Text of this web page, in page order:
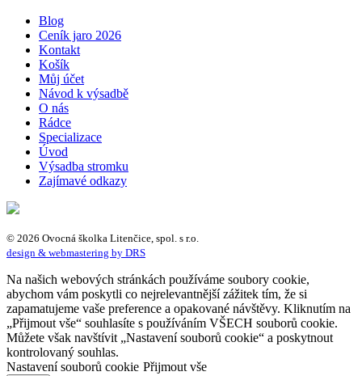
Blog
Ceník jaro 2026
Kontakt
Košík
Můj účet
Návod k výsadbě
O nás
Rádce
Specializace
Úvod
Výsadba stromku
Zajímavé odkazy
© 2026 Ovocná školka Litenčice, spol. s r.o.
design & webmastering by DRS
Na našich webových stránkách používáme soubory cookie,
abychom vám poskytli co nejrelevantnější zážitek tím, že si
zapamatujeme vaše preference a opakované návštěvy. Kliknutím na
„Přijmout vše“ souhlasíte s používáním VŠECH souborů cookie.
Můžete však navštívit „Nastavení souborů cookie“ a poskytnout
kontrolovaný souhlas.
Nastavení souborů cookie Přijmout vše